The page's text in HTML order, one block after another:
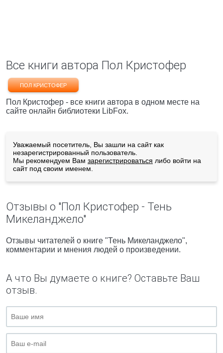
Все книги автора Пол Кристофер
ПОЛ КРИСТОФЕР
Пол Кристофер - все книги автора в одном месте на
сайте онлайн библиотеки LibFox.
Уважаемый посетитель, Вы зашли на сайт как
незарегистрированный пользователь.
Мы рекомендуем Вам зарегистрироваться либо войти на
сайт под своим именем.
Отзывы о "Пол Кристофер - Тень
Микеланджело"
Отзывы читателей о книге "Тень Микеланджело",
комментарии и мнения людей о произведении.
А что Вы думаете о книге? Оставьте Ваш
отзыв.